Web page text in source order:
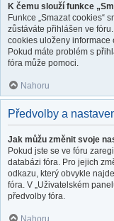
K čemu slouží funkce
Funkce „Smazat cookies“
zůstáváte přihlášen ve
cookies uloženy informace
Pokud máte problém s
fóra může pomoci.
Nahoru
Předvolby a
Jak můžu změnit svoje
Pokud jste se ve fóru
databázi fóra. Pro jejich
odkazu, který obvykle
fóra. V „Uživatelském
předvolby fóra.
Nahoru